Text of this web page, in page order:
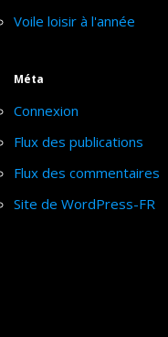
Voile loisir à l'année
Méta
Connexion
Flux des publications
Flux des commentaires
Site de WordPress-FR